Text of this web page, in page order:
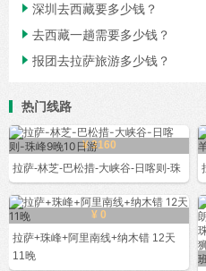
 深圳去西藏要多少钱？
 去西藏一趟需要多少钱？
 报团去拉萨旅游多少钱？
热门线路
¥ 3160
拉萨-林芝-巴松措-大峡谷-日喀则-珠
¥ 0
拉萨+珠峰+阿里南线+纳木错 12天
11晚